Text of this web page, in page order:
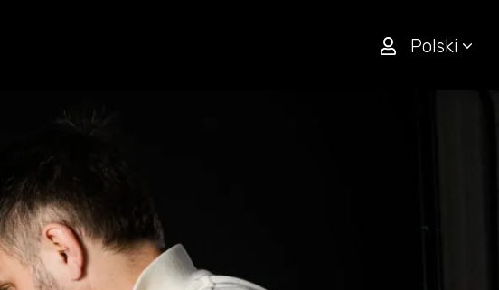
Polski